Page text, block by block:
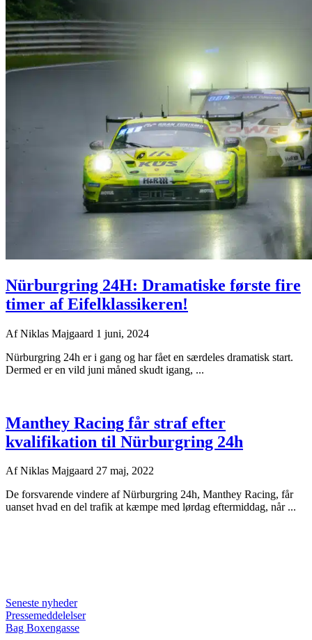
Nürburgring 24H: Dramatiske første fire
timer af Eifelklassikeren!
AfNiklas Majgaard 1 juni, 2024
Nürburgring 24h er i gang og har fået en særdeles dramatisk start.
Dermed er en vild juni måned skudt igang, ...
Manthey Racing får straf efter
kvalifikation til Nürburgring 24h
AfNiklas Majgaard 27 maj, 2022
De forsvarende vindere af Nürburgring 24h, Manthey Racing, får
uanset hvad en del trafik at kæmpe med lørdag eftermiddag, når ...
Seneste nyheder
Pressemeddelelser
Bag Boxengasse